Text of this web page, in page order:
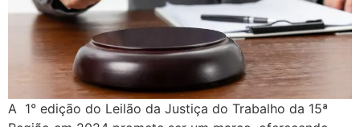
A 1° edição do Leilão da Justiça do Trabalho da 15ª